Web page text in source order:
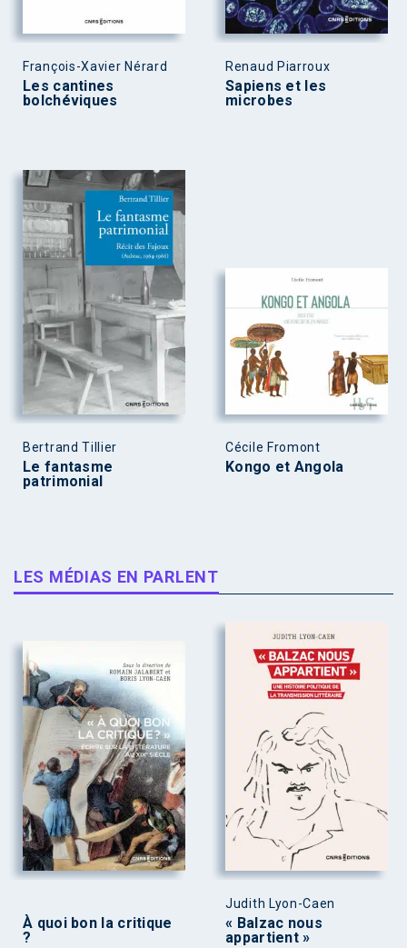
François-Xavier Nérard
Les cantines
bolchéviques
Renaud Piarroux
Sapiens et les
microbes
Bertrand Tillier
Le fantasme
patrimonial
Cécile Fromont
Kongo et Angola
LES MÉDIAS EN PARLENT
À quoi bon la critique
?
Judith Lyon-Caen
« Balzac nous
appartient »